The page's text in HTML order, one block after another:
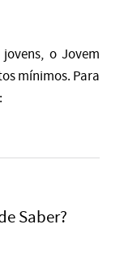
o Jovem
mínimos. Para
Saber?